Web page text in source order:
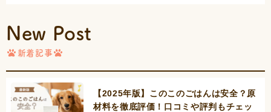
New Post
新着記事
【2025年版】このこのごはんは安全？原
材料を徹底評価！口コミや評判もチェッ